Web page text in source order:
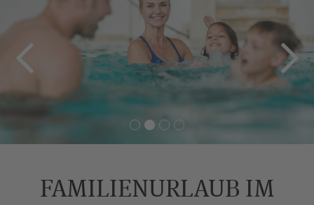
FAMILIENURLAUB IM